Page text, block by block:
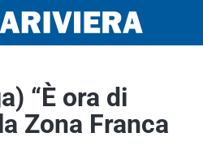
“È ora di
Zona Franca